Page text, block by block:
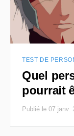
TEST DE
Quel
pourrait
Publié le 07 janv.